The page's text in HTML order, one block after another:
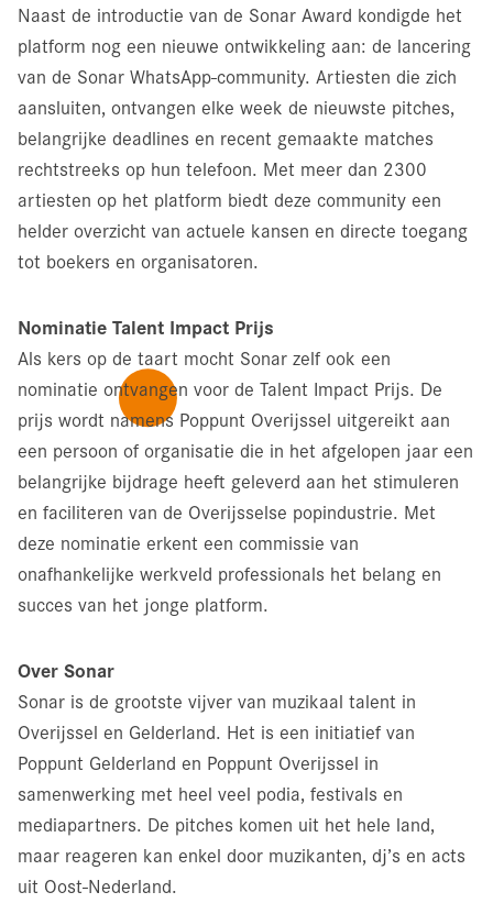
Naast de introductie van de Sonar Award kondigde het
platform nog een nieuwe ontwikkeling aan: de lancering
van de Sonar WhatsApp-community. Artiesten die zich
aansluiten, ontvangen elke week de nieuwste pitches,
belangrijke deadlines en recent gemaakte matches
rechtstreeks op hun telefoon. Met meer dan 2300
artiesten op het platform biedt deze community een
helder overzicht van actuele kansen en directe toegang
tot boekers en organisatoren.
Nominatie Talent Impact Prijs
Als kers op de taart mocht Sonar zelf ook een
nominatie ontvangen voor de Talent Impact Prijs. De
prijs wordt namens Poppunt Overijssel uitgereikt aan
een persoon of organisatie die in het afgelopen jaar een
belangrijke bijdrage heeft geleverd aan het stimuleren
en faciliteren van de Overijsselse popindustrie. Met
deze nominatie erkent een commissie van
onafhankelijke werkveld professionals het belang en
succes van het jonge platform.
Over Sonar
Sonar is de grootste vijver van muzikaal talent in
Overijssel en Gelderland. Het is een initiatief van
Poppunt Gelderland en Poppunt Overijssel in
samenwerking met heel veel podia, festivals en
mediapartners. De pitches komen uit het hele land,
maar reageren kan enkel door muzikanten, dj’s en acts
uit Oost-Nederland.